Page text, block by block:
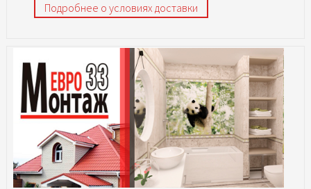
Подробнее о условиях доставки